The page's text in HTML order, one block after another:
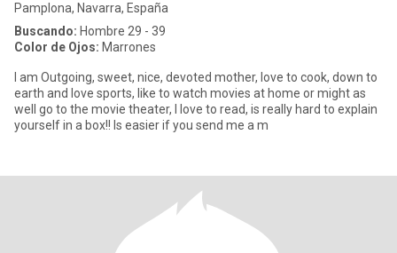
Pamplona, Navarra, España
Buscando: Hombre 29 - 39
Color de Ojos: Marrones
I am Outgoing, sweet, nice, devoted mother, love to cook, down to
earth and love sports, like to watch movies at home or might as
well go to the movie theater, I love to read, is really hard to explain
yourself in a box!! Is easier if you send me a m